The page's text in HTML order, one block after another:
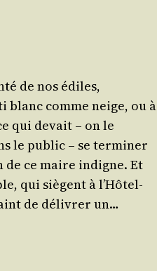
de nos édiles,
blanc comme neige, ou à
qui devait – on le
le public – se ter­mi­ner
ce maire indigne. Et
qui siègent à l’Hô­tel-
de déli­vrer un…